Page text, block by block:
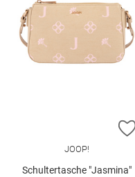
JOOP!
Schultertasche "Jasmina"